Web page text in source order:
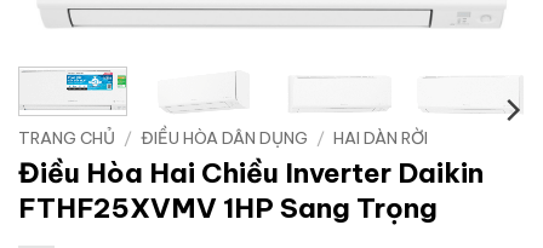
TRANG CHỦ / ĐIỀU HÒA DÂN DỤNG / HAI DÀN RỜI
Điều Hòa Hai Chiều Inverter Daikin
FTHF25XVMV 1HP Sang Trọng